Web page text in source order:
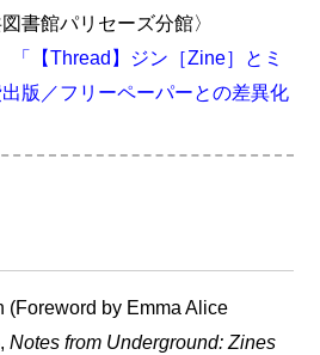
書館パリセーズ分館〉
「【Thread】ジン［Zine］とミ
版／フリーペーパーとの差異化
by Emma Alice
Notes from Underground: Zines